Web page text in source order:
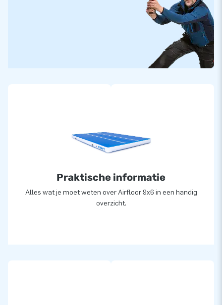
Praktische informatie
Alles wat je moet weten over Airfloor 9x6 in een handig
overzicht.